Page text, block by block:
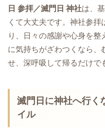
日 参拝／滅門日 神社は、
くて大丈夫です。神社参拝
り、日々の感謝や心身を整
に気持ちがざわつくなら、
せ、深呼吸して帰るだけで
滅門日に神社へ行く
イル